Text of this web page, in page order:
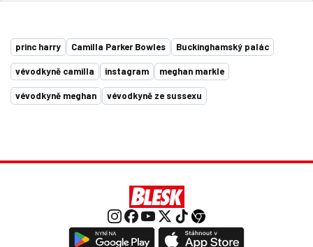
princ harry Camilla Parker Bowles Buckinghamský palác
vévodkyně camilla instagram meghan markle
vévodkyně meghan vévodkyně ze sussexu